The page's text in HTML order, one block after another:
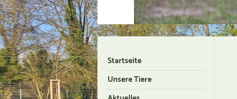
Startseite
Unsere Tiere